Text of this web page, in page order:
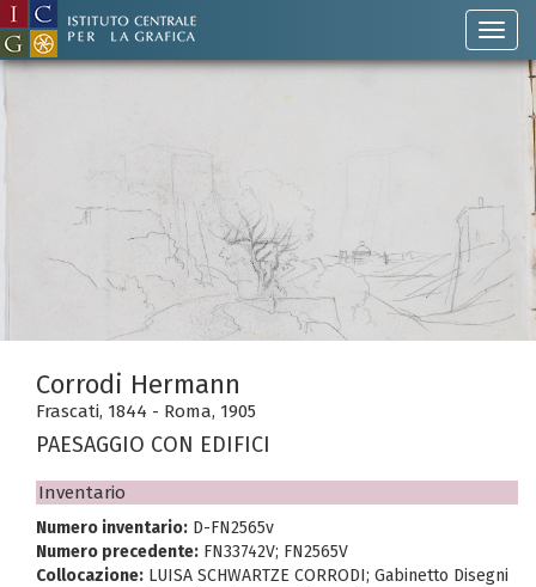
Corrodi Hermann
Frascati, 1844 - Roma, 1905
PAESAGGIO CON EDIFICI
Inventario
Numero inventario: D-FN2565v
Numero precedente: FN33742V; FN2565V
Collocazione: LUISA SCHWARTZE CORRODI; Gabinetto Disegni